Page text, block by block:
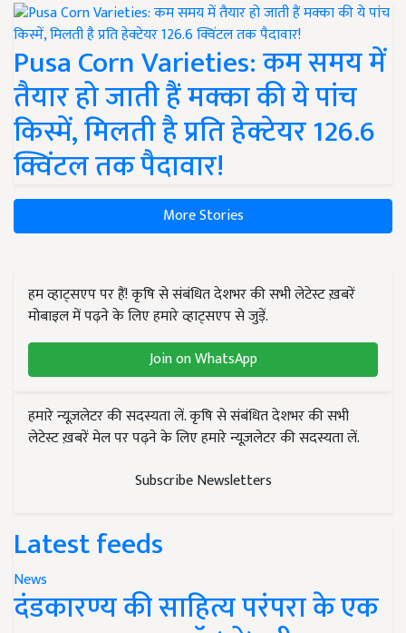
Pusa Corn Varieties: कम समय में
तैयार हो जाती हैं मक्का की ये पांच
किस्में, मिलती है प्रति हेक्टेयर 126.6
क्विंटल तक पैदावार!
More Stories
हम व्हाट्सएप पर हैं! कृषि से संबंधित देशभर की सभी लेटेस्ट ख़बरें
मोबाइल में पढ़ने के लिए हमारे व्हाट्सएप से जुड़ें.
Join on WhatsApp
हमारे न्यूज़लेटर की सदस्यता लें. कृषि से संबंधित देशभर की सभी
लेटेस्ट ख़बरें मेल पर पढ़ने के लिए हमारे न्यूज़लेटर की सदस्यता लें.
Subscribe Newsletters
Latest feeds
News
दंडकारण्य की साहित्य परंपरा के एक